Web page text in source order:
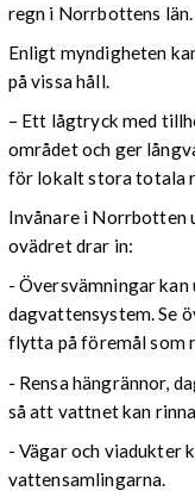
regn i Norrbottens län.
Enligt myndigheten
på vissa håll.
– Ett lågtryck med
området och ger
för lokalt stora totala
Invånare i Norrbotten
ovädret drar in:
- Översvämningar
dagvattensystem. Se
flytta på föremål som
- Rensa hängrännor,
så att vattnet kan
- Vägar och viadukter
vattensamlingarna.